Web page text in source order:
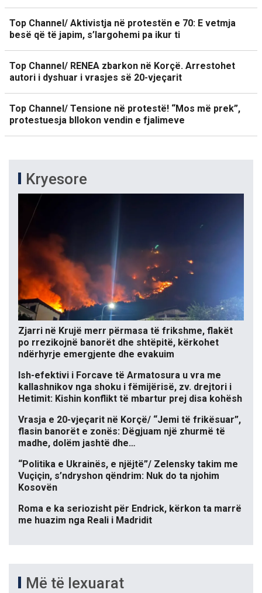
Top Channel/ Aktivistja në protestën e 70: E vetmja
besë që të japim, s’largohemi pa ikur ti
Top Channel/ RENEA zbarkon në Korçë. Arrestohet
autori i dyshuar i vrasjes së 20-vjeçarit
Top Channel/ Tensione në protestë! “Mos më prek”,
protestuesja bllokon vendin e fjalimeve
Kryesore
Zjarri në Krujë merr përmasa të frikshme, flakët
po rrezikojnë banorët dhe shtëpitë, kërkohet
ndërhyrje emergjente dhe evakuim
Ish-efektivi i Forcave të Armatosura u vra me
kallashnikov nga shoku i fëmijërisë, zv. drejtori i
Hetimit: Kishin konflikt të mbartur prej disa kohësh
Vrasja e 20-vjeçarit në Korçë/ “Jemi të frikësuar”,
flasin banorët e zonës: Dëgjuam një zhurmë të
madhe, dolëm jashtë dhe…
“Politika e Ukrainës, e njëjtë”/ Zelensky takim me
Vuçiçin, s’ndryshon qëndrim: Nuk do ta njohim
Kosovën
Roma e ka seriozisht për Endrick, kërkon ta marrë
me huazim nga Reali i Madridit
Më të lexuarat